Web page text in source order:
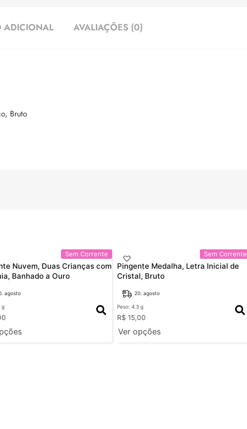
ADICIONAL AVALIAÇÕES (0)
Bruto
Sem Corrente
Nuvem, Duas Crianças com
Banhado a Ouro
agosto
g
Sem Corrente
Pingente Medalha, Letra Inicial de
Cristal, Bruto
20. agosto
Peso: 4.3 g
R$ 15,00
Ver opções